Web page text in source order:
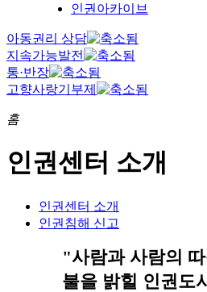
인권아카이브
아동권리 상담
지속가능발전
통·반장
고향사랑기부제
홈
인권센터 소개
인권센터 소개
인권침해 신고
"사람과 사람의
불을 밝힐 인권도